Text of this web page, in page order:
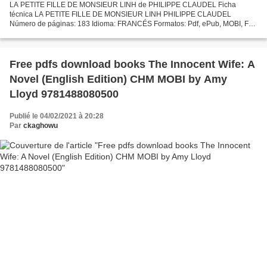
LA PETITE FILLE DE MONSIEUR LINH de PHILIPPE CLAUDEL Ficha
técnica LA PETITE FILLE DE MONSIEUR LINH PHILIPPE CLAUDEL
Número de páginas: 183 Idioma: FRANCÉS Formatos: Pdf, ePub, MOBI, FB2
Free pdfs download books The Innocent Wife: A
Novel (English Edition) CHM MOBI by Amy
Lloyd 9781488080500
Publié le 04/02/2021 à 20:28
Par ckaghowu